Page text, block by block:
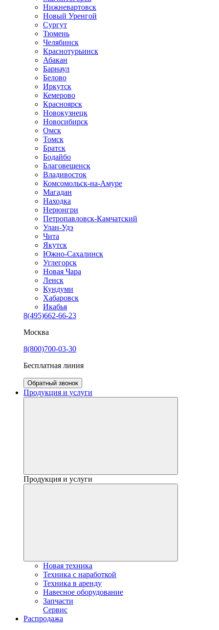
Нижневартовск
Новый Уренгой
Сургут
Тюмень
Челябинск
Краснотурьинск
Абакан
Барнаул
Белово
Иркутск
Кемерово
Красноярск
Новокузнецк
Новосибирск
Омск
Томск
Братск
Бодайбо
Благовещенск
Владивосток
Комсомольск-на-Амуре
Магадан
Находка
Нерюнгри
Петропавловск-Камчатский
Улан-Удэ
Чита
Якутск
Южно-Сахалинск
Углегорск
Новая Чара
Ленск
Кундуми
Хабаровск
Икабья
8(495)662-66-23
Москва
8(800)700-03-30
Бесплатная линия
Обратный звонок
Продукция и услуги
Продукция и услуги
Новая техника
Техника с наработкой
Техника в аренду
Навесное оборудование
Запчасти
Сервис
Распродажа